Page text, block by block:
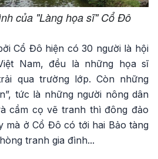
của "Làng họa sĩ" Cổ Đô
Cổ Đô hiện có 30 người là hội
Nam, đều là những họa sĩ
qua trường lớp. Còn những
tức là những người nông dân
cầm cọ vẽ tranh thì đông đảo
mà ở Cổ Đô có tới hai Bảo tàng
tranh gia đình...